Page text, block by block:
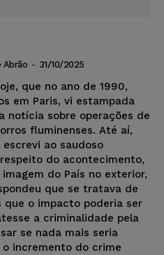
Abrão - 31/10/2025
que no ano de 1990,
em Paris, vi estampada
notícia sobre operações de
fluminenses. Até aí,
ao saudoso
do acontecimento,
do País no exterior,
que se tratava de
que o impacto poderia ser
a criminalidade pela
se nada mais seria
incremento do crime